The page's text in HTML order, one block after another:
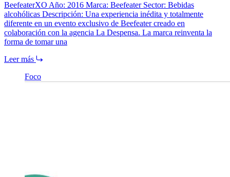
BeefeaterXO Año: 2016 Marca: Beefeater Sector: Bebidas
alcohólicas Descripción: Una experiencia inédita y totalmente
diferente en un evento exclusivo de Beefeater creado en
colaboración con la agencia La Despensa. La marca reinventa la
forma de tomar una
Leer más
Foco